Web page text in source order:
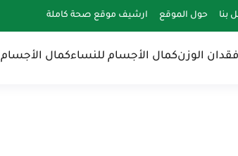
بنا حول الموقع ارشيف موقع صحة كاملة
الوزنكمال الأجسام للنساءكمال الأجسام